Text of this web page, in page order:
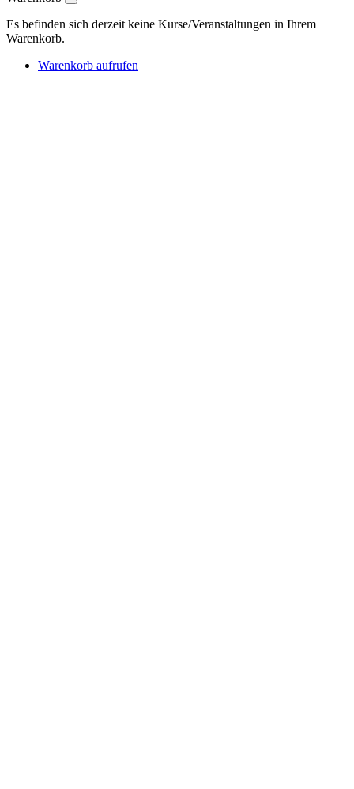
Es befinden sich derzeit keine Kurse/Veranstaltungen in Ihrem
Warenkorb.
Warenkorb aufrufen